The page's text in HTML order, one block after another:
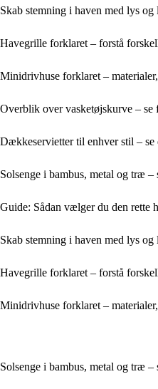
Skab stemning i haven med lys og
Havegrille forklaret – forstå
Minidrivhuse forklaret –
Overblik over vasketøjskurve –
Dækkeservietter til enhver stil – se
Solsenge i bambus, metal og træ –
Guide: Sådan vælger du den rette
Skab stemning i haven med lys og
Havegrille forklaret – forstå
Minidrivhuse forklaret –
Solsenge i bambus, metal og træ –